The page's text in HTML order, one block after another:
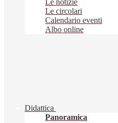
Le notizie
Le circolari
Calendario eventi
Albo online
Didattica
Panoramica